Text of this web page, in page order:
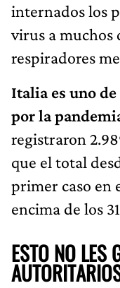
internados los
virus a muchos
respiradores
Italia es uno
por la
registraron
que el total
primer caso en
encima de los
ESTO NO LES